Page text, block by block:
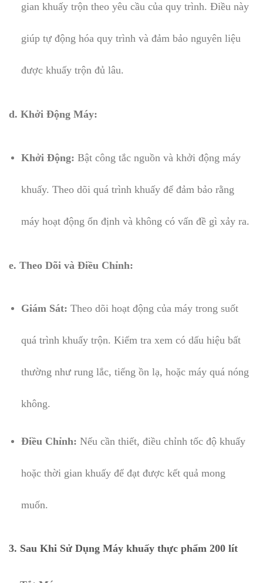
gian khuấy trộn theo yêu cầu của quy trình. Điều này
giúp tự động hóa quy trình và đảm bảo nguyên liệu
được khuấy trộn đủ lâu.
d. Khởi Động Máy:
Khởi Động: Bật công tắc nguồn và khởi động máy
khuấy. Theo dõi quá trình khuấy để đảm bảo rằng
máy hoạt động ổn định và không có vấn đề gì xảy ra.
e. Theo Dõi và Điều Chỉnh:
Giám Sát: Theo dõi hoạt động của máy trong suốt
quá trình khuấy trộn. Kiểm tra xem có dấu hiệu bất
thường như rung lắc, tiếng ồn lạ, hoặc máy quá nóng
không.
Điều Chỉnh: Nếu cần thiết, điều chỉnh tốc độ khuấy
hoặc thời gian khuấy để đạt được kết quả mong
muốn.
3. Sau Khi Sử Dụng Máy khuấy thực phẩm 200 lít